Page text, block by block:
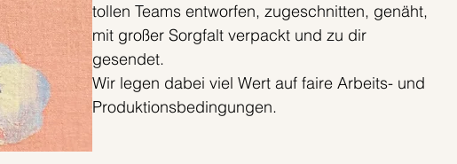
tollen Teams entworfen, zugeschnitten, genäht,
mit großer Sorgfalt verpackt und zu dir
gesendet.
Wir legen dabei viel Wert auf faire Arbeits- und
Produktionsbedingungen.